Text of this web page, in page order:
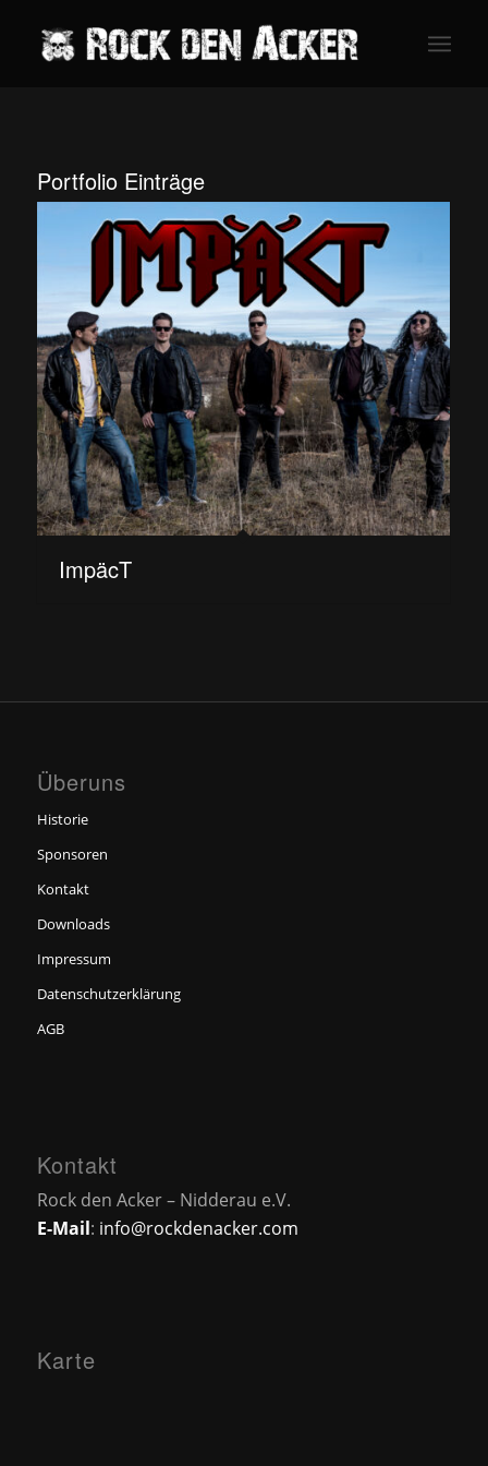
Portfolio Einträge
ImpäcT
Überuns
Historie
Sponsoren
Kontakt
Downloads
Impressum
Datenschutzerklärung
AGB
Kontakt
Rock den Acker – Nidderau e.V.
E-Mail: info@rockdenacker.com
Karte